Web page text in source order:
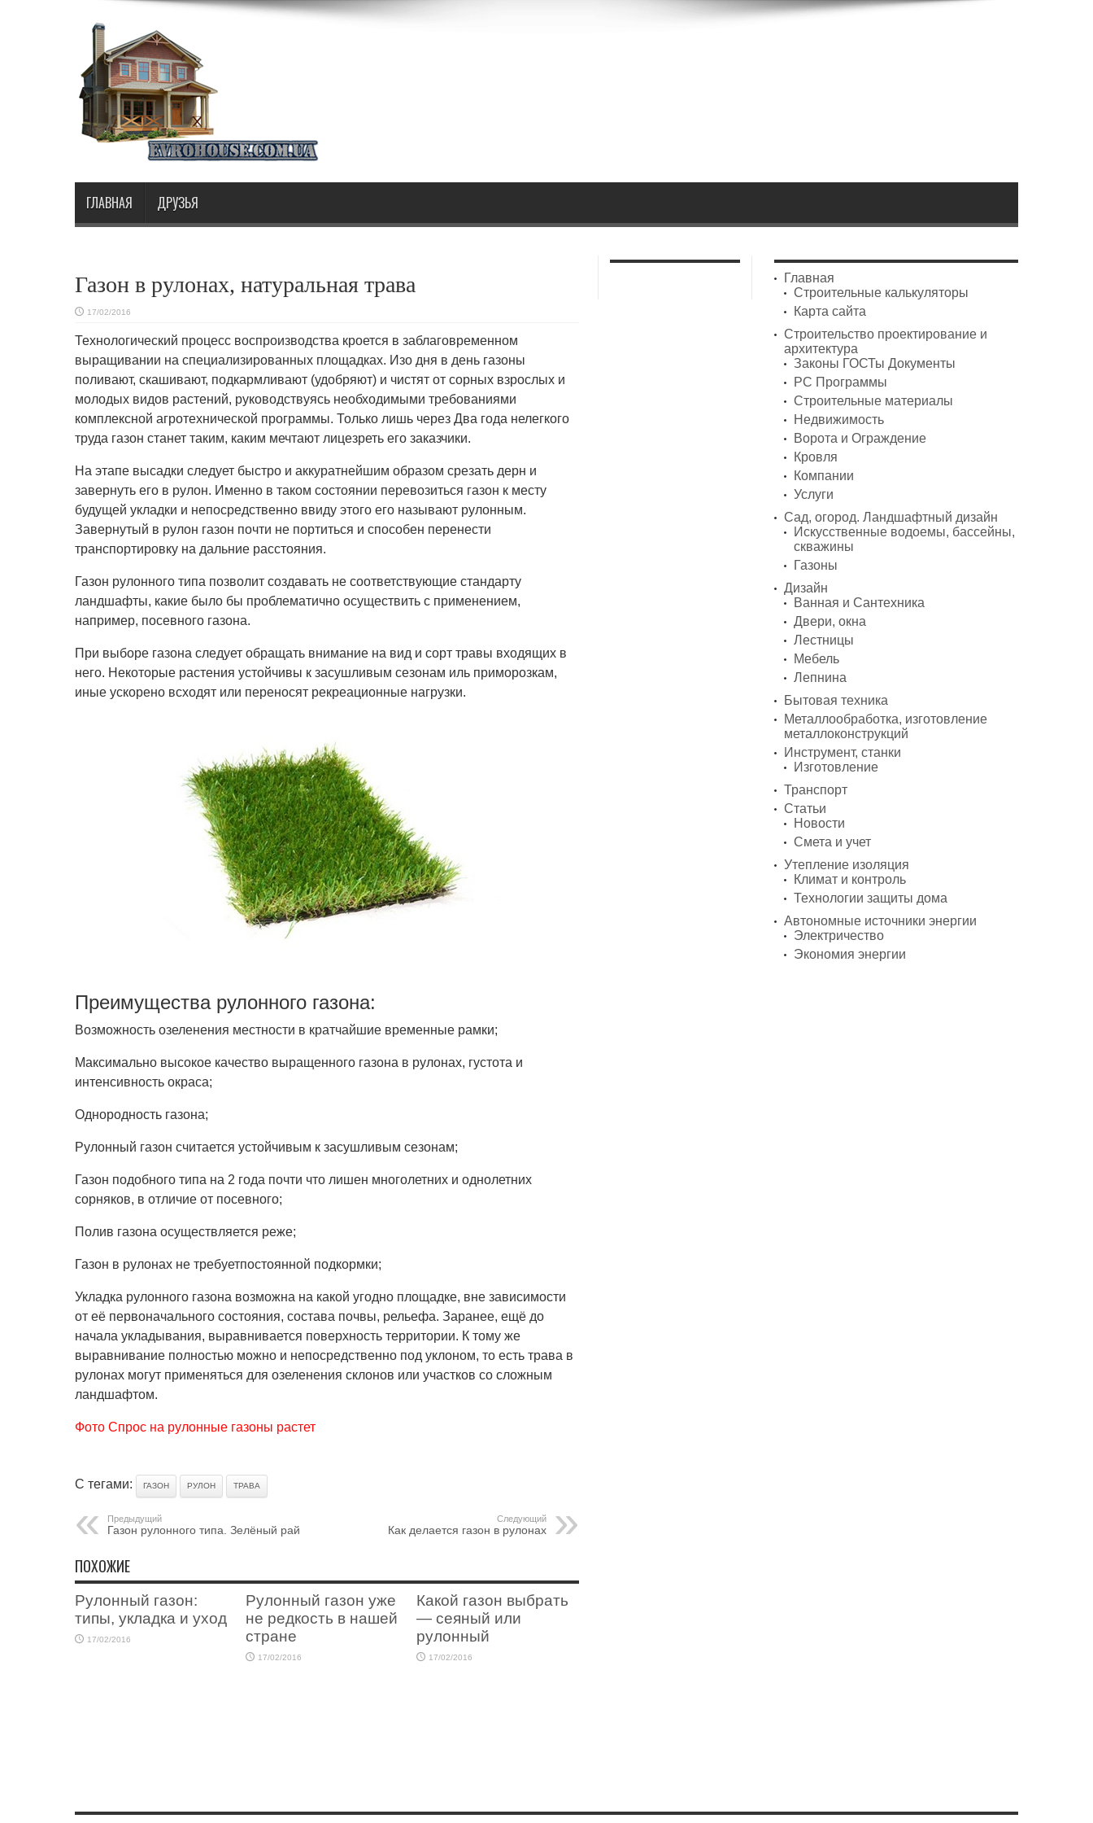
ГЛАВНАЯ ДРУЗЬЯ
Газон в рулонах, натуральная трава
17/02/2016
Технологический процесс воспроизводства кроется в заблаговременном
выращивании на специализированных площадках. Изо дня в день газоны
поливают, скашивают, подкармливают (удобряют) и чистят от сорных взрослых и
молодых видов растений, руководствуясь необходимыми требованиями
комплексной агротехнической программы. Только лишь через Два года нелегкого
труда газон станет таким, каким мечтают лицезреть его заказчики.
На этапе высадки следует быстро и аккуратнейшим образом срезать дерн и
завернуть его в рулон. Именно в таком состоянии перевозиться газон к месту
будущей укладки и непосредственно ввиду этого его называют рулонным.
Завернутый в рулон газон почти не портиться и способен перенести
транспортировку на дальние расстояния.
Газон рулонного типа позволит создавать не соответствующие стандарту
ландшафты, какие было бы проблематично осуществить с применением,
например, посевного газона.
При выборе газона следует обращать внимание на вид и сорт травы входящих в
него. Некоторые растения устойчивы к засушливым сезонам иль приморозкам,
иные ускорено всходят или переносят рекреационные нагрузки.
Преимущества рулонного газона:
Возможность озеленения местности в кратчайшие временные рамки;
Максимально высокое качество выращенного газона в рулонах, густота и
интенсивность окраса;
Однородность газона;
Рулонный газон считается устойчивым к засушливым сезонам;
Газон подобного типа на 2 года почти что лишен многолетних и однолетних
сорняков, в отличие от посевного;
Полив газона осуществляется реже;
Газон в рулонах не требуетпостоянной подкормки;
Укладка рулонного газона возможна на какой угодно площадке, вне зависимости
от её первоначального состояния, состава почвы, рельефа. Заранее, ещё до
начала укладывания, выравнивается поверхность территории. К тому же
выравнивание полностью можно и непосредственно под уклоном, то есть трава в
рулонах могут применяться для озеленения склонов или участков со сложным
ландшафтом.
Фото Спрос на рулонные газоны растет
С тегами: ГАЗОН РУЛОН ТРАВА
Предыдущий
Газон рулонного типа. Зелёный рай
Следующий
Как делается газон в рулонах
ПОХОЖИЕ
Рулонный газон:
типы, укладка и уход
17/02/2016
Рулонный газон уже
не редкость в нашей
стране
17/02/2016
Какой газон выбрать
— сеяный или
рулонный
17/02/2016
Главная
Строительные калькуляторы
Карта сайта
Строительство проектирование и
архитектура
Законы ГОСТы Документы
PC Программы
Строительные материалы
Недвижимость
Ворота и Ограждение
Кровля
Компании
Услуги
Сад, огород. Ландшафтный дизайн
Искусственные водоемы, бассейны,
скважины
Газоны
Дизайн
Ванная и Сантехника
Двери, окна
Лестницы
Мебель
Лепнина
Бытовая техника
Металлообработка, изготовление
металлоконструкций
Инструмент, станки
Изготовление
Транспорт
Статьи
Новости
Смета и учет
Утепление изоляция
Климат и контроль
Технологии защиты дома
Автономные источники энергии
Электричество
Экономия энергии